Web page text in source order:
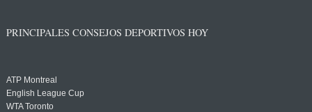
PRINCIPALES CONSEJOS DEPORTIVOS HOY
ATP Montreal
English League Cup
WTA Toronto